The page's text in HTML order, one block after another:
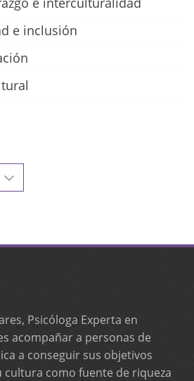
e inclusión
Psicóloga Experta en
acompañar a personas de
a conseguir sus objetivos
cultura como fuente de riqueza